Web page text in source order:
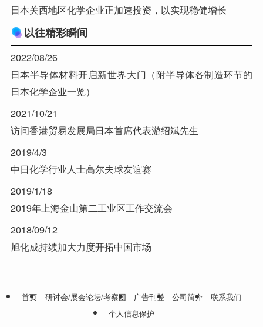
日本关西地区化学企业正加速投资，以实现稳健增长
以往精彩瞬间
2022/08/26
日本半导体材料开启新世界大门（附半导体各制造环节的
日本化学企业一览）
2021/10/21
访问香港贸易发展局日本首席代表游绍斌先生
2019/4/3
中日化学行业人士高尔夫球友谊赛
2019/1/18
2019年上海金山第二工业区工作交流会
2018/09/12
旭化成持续加大力度开拓中国市场
首页 研讨会/展会论坛/考察团 广告刊登 公司简介
联系我们
个人信息保护